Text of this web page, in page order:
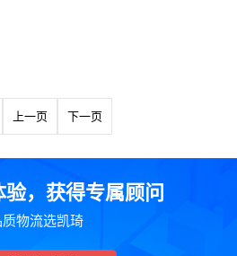
上一页 下一页
，获得专属顾问
质物流选凯琦